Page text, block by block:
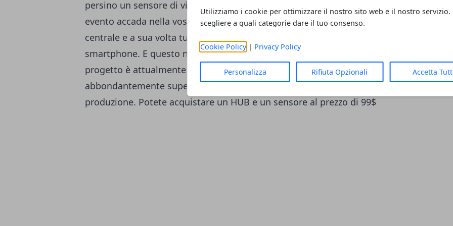
Utilizziamo i cookie per ottimizzare il nostro sito web e il nostro servizio.
scegliere a quali categorie dare il tuo consenso.
Cookie Policy| Privacy Policy
Personalizza Rifiuta Opzionali Accetta
persino un sensore di vibrazione. In definitiva può controllare qualunque
evento accada nella vostra casa. Il sensore trasmette tutti i dati ad un HUB
centrale e a sua volta tutto viene trasmesso ad un'applicazione installata su
smartphone. E questo naturalmente vi garantisce il totale controllo. Il
progetto è attualmente in fase di raccolta fondi su KickStarter ma ha già
abbondantemente superato la soglia minima richiesta per andare in
produzione. Potete acquistare un HUB e un sensore al prezzo di 99$